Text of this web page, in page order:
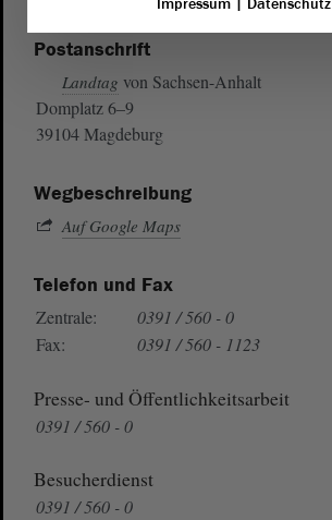
Postanschrift
Landtag von Sachsen-Anhalt
Domplatz 6–9
39104 Magdeburg
Wegbeschreibung
Auf Google Maps
Telefon und Fax
Zentrale:
0391 / 560 - 0
Fax:
0391 / 560 - 1123
Presse- und Öffentlichkeitsarbeit
0391 / 560 - 0
Besucherdienst
0391 / 560 - 0